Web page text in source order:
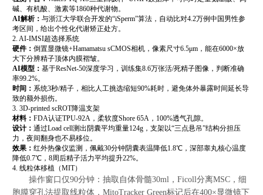
碱、有机酸、激素等1860种代谢物。
AI解析： 与浙江大学联合开发的“iSperm”算法，自动比对4.2万例中国男性参
考区间，给出个性化代谢矫正处方。
2. AI-IMSI超选择系统
硬件： 倒置显微镜+Hamamatsu sCMOS相机，像素尺寸6.5μm，能在6000×放
大下分辨精子顶体内膜褶皱。
AI模型： 基于ResNet-50深度学习，训练集8.6万张活/死精子图像，判断准确
率99.2%。
时间： 系统3秒/精子，相比人工挑选缩短90%耗时，避免体外暴露时间延长导
致的额外损伤。
3. 3D-printed scROT降温支架
材料： FDA认证TPU-92A，柔软度Shore 65A，100%透气孔隙。
设计： 通过Load cell测出阴囊平均重量124g，支架以“三点悬吊”结构分担压
力，夜间翻身也不易移位。
效果： 红外热像仪监测，佩戴30分钟阴囊表温降低1.8℃，深部睾丸核心温度
降低0.7℃，8周后精子活力平均提升22%。
4. 线粒体移植（MIT）
操作窗口仅90分钟：抽取自体骨髓30ml，Ficoll分离MSC，细
胞膜穿孔法提取线粒体，MitoTracker Green标记后在400×显微镜下